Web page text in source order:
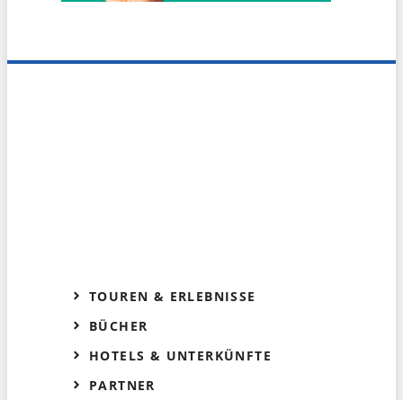
TOUREN & ERLEBNISSE
BÜCHER
HOTELS & UNTERKÜNFTE
PARTNER